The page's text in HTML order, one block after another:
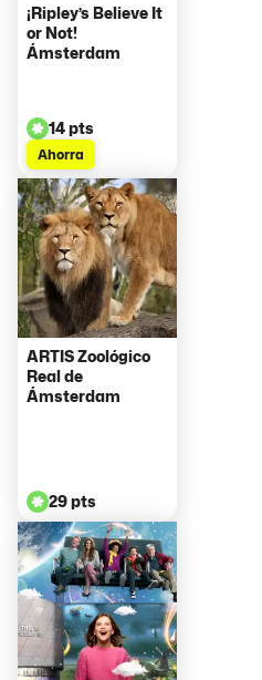
¡Ripley’s Believe It
or Not!
Ámsterdam
14 pts
Ahorra
ARTIS Zoológico
Real de
Ámsterdam
29 pts